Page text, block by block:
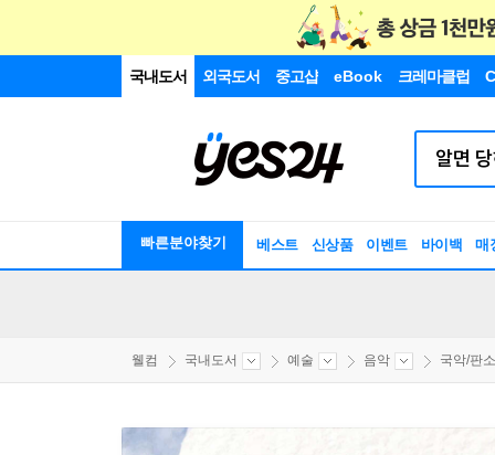
국내도서 외국도서 중고샵 eBook 크레마클럽
빠른분야찾기 베스트 신상품 이벤트 바이백 매
웰컴 국내도서 예술 음악 국악/판